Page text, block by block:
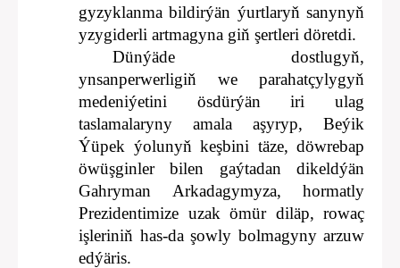
gyzyklanma bildirýän ýurtlaryň sanynyň
yzygiderli artmagyna giň şertleri döretdi.
Dünýäde dostlugyň,
ynsanperwerligiň we parahatçylygyň
medeniýetini ösdürýän iri ulag
taslamalaryny amala aşyryp, Beýik
Ýüpek ýolunyň keşbini täze, döwrebap
öwüşginler bilen gaýtadan dikeldýän
Gahryman Arkadagymyza, hormatly
Prezidentimize uzak ömür diläp, rowaç
işleriniň has-da şowly bolmagyny arzuw
edýäris.